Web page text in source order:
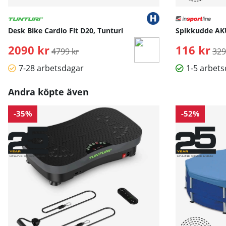
Desk Bike Cardio Fit D20, Tunturi
2090 kr Ordinarie pris:
4799 kr
7-28 arbetsdagar
Spikkudde
116 kr
1-5
Andra köpte även
-35% -52%